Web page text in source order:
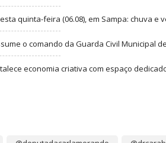
quinta-feira (06.08), em Sampa: chuva e
o comando da Guarda Civil Municipal
economia criativa com espaço